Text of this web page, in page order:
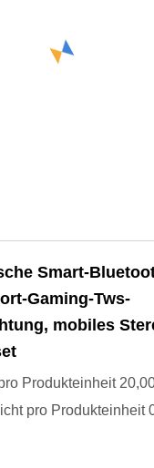
Smart-
Gaming-Tws-
mobiles
Produkteinheit
pro Produkteinheit